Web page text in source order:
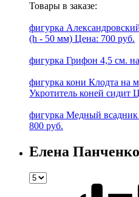
Товары в заказе:
фигурка
(h - 50 мм) Цена: 700 руб.
фигурка Грифон 4,5 см.
фигурка кони Клодта на
Укротитель коней сидит
фигурка Медный
800 руб.
Елена